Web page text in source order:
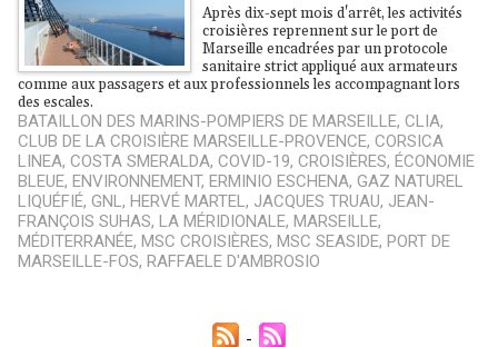
Après dix-sept mois d'arrêt, les activités
croisières reprennent sur le port de
Marseille encadrées par un protocole
sanitaire strict appliqué aux armateurs
comme aux passagers et aux professionnels les accompagnant lors
des escales.
BATAILLON DES MARINS-POMPIERS DE MARSEILLE, CLIA,
CLUB DE LA CROISIÈRE MARSEILLE-PROVENCE, CORSICA
LINEA, COSTA SMERALDA, COVID-19, CROISIÈRES, ÉCONOMIE
BLEUE, ENVIRONNEMENT, ERMINIO ESCHENA, GAZ NATUREL
LIQUÉFIÉ, GNL, HERVÉ MARTEL, JACQUES TRUAU, JEAN-
FRANÇOIS SUHAS, LA MÉRIDIONALE, MARSEILLE,
MÉDITERRANÉE, MSC CROISIÈRES, MSC SEASIDE, PORT DE
MARSEILLE-FOS, RAFFAELE D'AMBROSIO